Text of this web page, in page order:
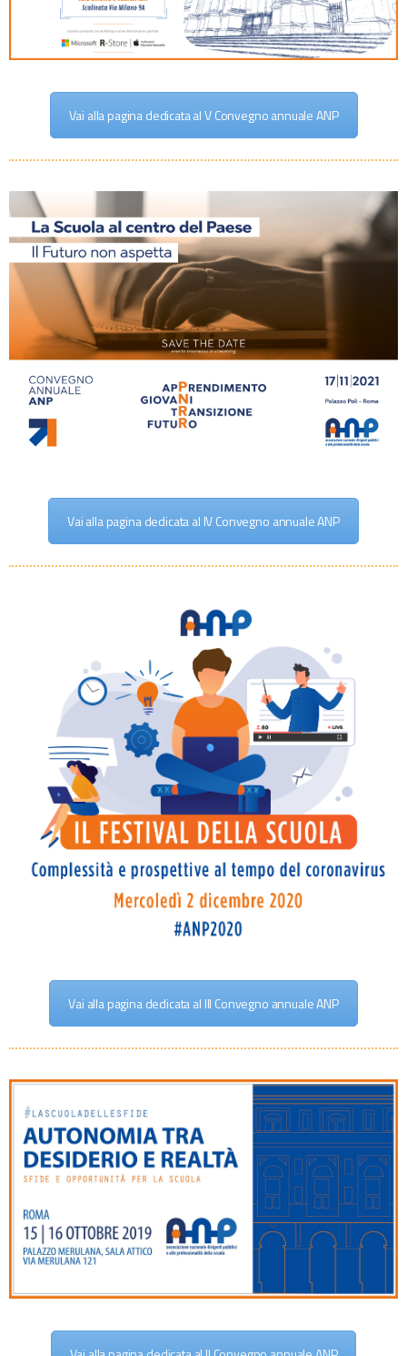
Vai alla pagina dedicata al V Convegno annuale ANP
Vai alla pagina dedicata al IV Convegno annuale ANP
Vai alla pagina dedicata al III Convegno annuale ANP